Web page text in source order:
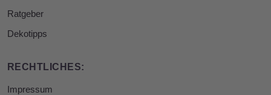
Ratgeber
Dekotipps
RECHTLICHES:
Impressum